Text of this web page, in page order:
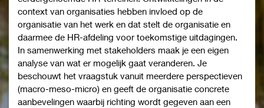
context van organisaties hebben invloed op de
organisatie van het werk en dat stelt de organisatie en
daarmee de HR-afdeling voor toekomstige uitdagingen.
In samenwerking met stakeholders maak je een eigen
analyse van wat er mogelijk gaat veranderen. Je
beschouwt het vraagstuk vanuit meerdere perspectieven
(macro-meso-micro) en geeft de organisatie concrete
aanbevelingen waarbij richting wordt gegeven aan een